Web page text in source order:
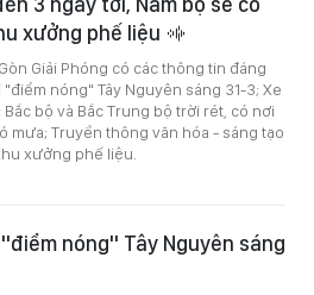
xưởng phế liệu
Giải Phóng có các thông tin đáng
nóng" Tây Nguyên sáng 31-3; Xe
bộ và Bắc Trung bộ trời rét, có nơi
mưa; Truyền thông văn hóa - sáng tạo
xưởng phế liệu.
nóng" Tây Nguyên sáng